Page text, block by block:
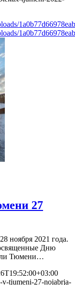
27
ноября 2021 года.
Дню
Тюмени…
v-tjumeni-27-nojabrja-